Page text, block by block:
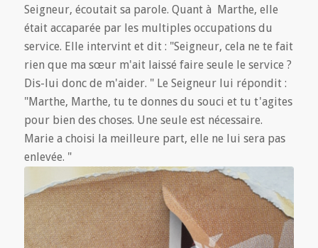
Seigneur, écoutait sa parole. Quant à Marthe, elle
était accaparée par les multiples occupations du
service. Elle intervint et dit : "Seigneur, cela ne te fait
rien que ma sœur m'ait laissé faire seule le service ?
Dis-lui donc de m'aider. " Le Seigneur lui répondit :
"Marthe, Marthe, tu te donnes du souci et tu t'agites
pour bien des choses. Une seule est nécessaire.
Marie a choisi la meilleure part, elle ne lui sera pas
enlevée. "